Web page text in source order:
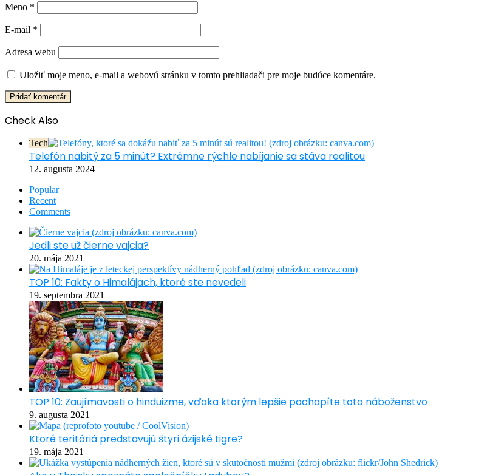
Meno *
E-mail *
Adresa webu
Uložiť moje meno, e-mail a webovú stránku v tomto prehliadači pre moje budúce komentáre.
Check Also
Tech
Telefón nabitý za 5 minút? Extrémne rýchle nabíjanie sa stáva realitou
12. augusta 2024
Popular
Recent
Comments
Jedli ste už čierne vajcia?
20. mája 2021
TOP 10: Fakty o Himalájach, ktoré ste nevedeli
19. septembra 2021
TOP 10: Zaujímavosti o hinduizme, vďaka ktorým lepšie pochopíte toto náboženstvo
9. augusta 2021
Ktoré teritóriá predstavujú štyri ázijské tigre?
19. mája 2021